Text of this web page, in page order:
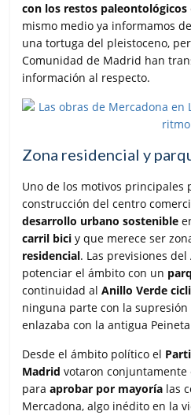
con los restos paleontológicos
mismo medio ya informamos
una tortuga del pleistoceno,
Comunidad de Madrid han
información al respecto.
Zona residencial y
Uno de los motivos principales
construcción del centro
desarrollo urbano sostenible
carril biciy que merece ser
residencial. Las previsiones
potenciar el ámbito con un
continuidad alAnillo Verde
ninguna parte con la
enlazaba con la antigua
Desde el ámbito político el
Madrid votaron conjuntamente
paraaprobar por mayoría las
Mercadona, algo inédito en la